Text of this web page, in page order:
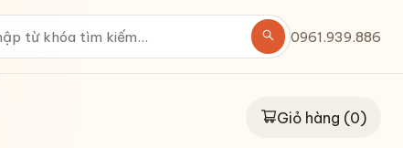
0961.939.886
Giỏ hàng (0)